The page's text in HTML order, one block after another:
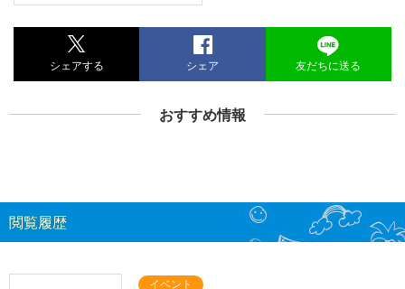
シェアする シェア 友だちに送る
おすすめ情報
閲覧履歴